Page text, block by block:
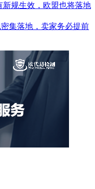
新规生效，欧盟也将落地
集落地，卖家务必提前